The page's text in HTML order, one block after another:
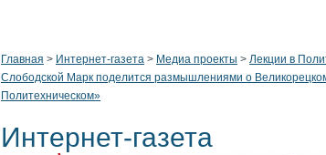
Главная > Интернет-газета > Медиа проекты > Лекции в
Слободской Марк поделится размышлениями о
Политехническом»
Интернет-газета